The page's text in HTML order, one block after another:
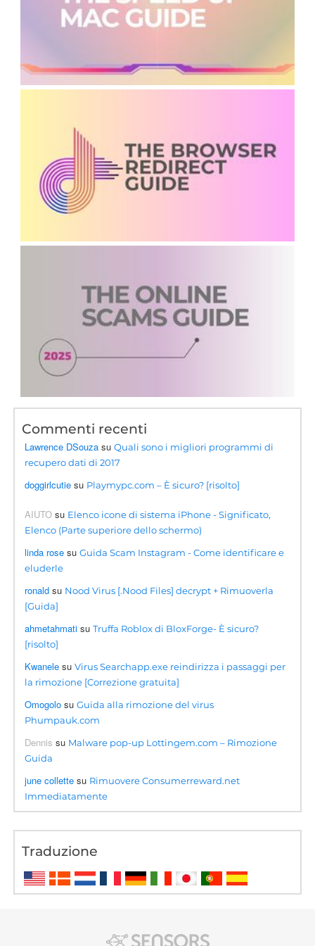
Commenti recenti
Lawrence DSouza suQuali sono i migliori programmi di
recupero dati di 2017
doggirlcutie su Playmypc.com – È sicuro? [risolto]
AIUTO su Elenco icone di sistema iPhone - Significato,
Elenco (Parte superiore dello schermo)
linda rose suGuida Scam Instagram - Come identificare e
eluderle
ronald su Nood Virus [.Nood Files] decrypt + Rimuoverla
[Guida]
ahmetahmati suTruffa Roblox di BloxForge- È sicuro?
[risolto]
Kwanele suVirus Searchapp.exe reindirizza i passaggi per
la rimozione [Correzione gratuita]
Omogolo suGuida alla rimozione del virus
Phumpauk.com
Dennis su Malware pop-up Lottingem.com – Rimozione
Guida
june collette su Rimuovere Consumerreward.net
Immediatamente
Traduzione